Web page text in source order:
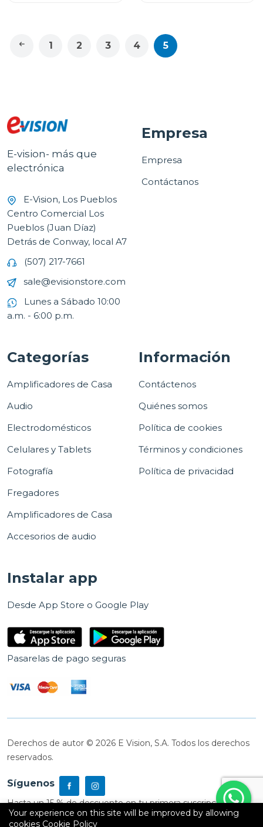
1 2 3 4 5
E-vision- más que
electrónica
E-Vision, Los Pueblos
Centro Comercial Los
Pueblos (Juan Díaz)
Detrás de Conway, local A7
(507) 217-7661
sale@evisionstore.com
Lunes a Sábado 10:00
a.m. - 6:00 p.m.
Empresa
Empresa
Contáctanos
Categorías
Amplificadores de Casa
Audio
Electrodomésticos
Celulares y Tablets
Fotografía
Fregadores
Amplificadores de Casa
Accesorios de audio
Información
Contáctenos
Quiénes somos
Política de cookies
Términos y condiciones
Política de privacidad
Instalar app
Desde App Store o Google Play
Pasarelas de pago seguras
Derechos de autor © 2026 E Vision, S.A. Todos los derechos
reservados.
Síguenos
Hasta un 15 % de descuento en tu primera suscripción
Your experience on this site will be improved by allowing
cookies Cookie Policy